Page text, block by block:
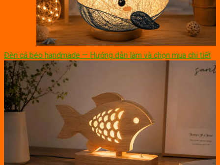
Đèn cá béo handmade — Hướng dẫn làm và chọn mua chi tiết